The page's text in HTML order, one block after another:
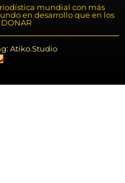
mundial con más
en desarrollo que en los
Atiko.Studio